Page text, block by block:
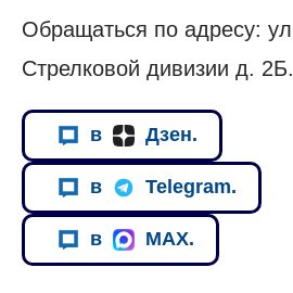
Обращаться по адресу:
Стрелковой дивизии д. 2Б.
в Дзен.
в Telegram.
в MAX.